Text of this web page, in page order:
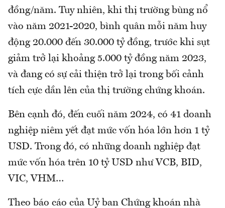
đồng/năm. Tuy nhiên, khi thị trường bùng nổ
vào năm 2021-2020, bình quân mỗi năm huy
động 20.000 đến 30.000 tỷ đồng, trước khi sụt
giảm trở lại khoảng 5.000 tỷ đồng năm 2023,
và đang có sự cải thiện trở lại trong bối cảnh
tích cực dần lên của thị trường chứng khoán.
Bên cạnh đó, đến cuối năm 2024, có 41 doanh
nghiệp niêm yết đạt mức vốn hóa lớn hơn 1 tỷ
USD. Trong đó, có những doanh nghiệp đạt
mức vốn hóa trên 10 tỷ USD như VCB, BID,
VIC, VHM…
Theo báo cáo của Uỷ ban Chứng khoán nhà